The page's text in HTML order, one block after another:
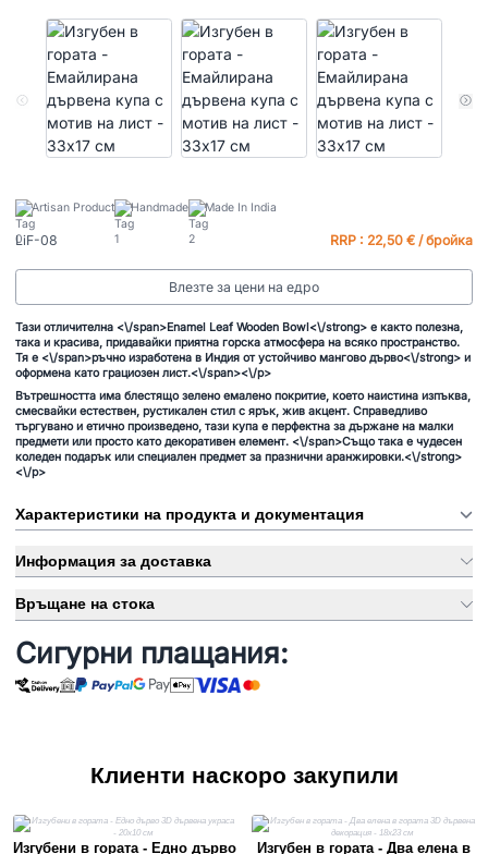
Artisan Product Handmade Made In India
LiF-08 RRP : 22,50 € / бройка
Влезте за цени на едро
Тази отличителна <\/span>Enamel Leaf Wooden Bowl<\/strong> е както полезна,
така и красива, придавайки приятна горска атмосфера на всяко пространство.
Тя е <\/span>ръчно изработена в Индия от устойчиво мангово дърво<\/strong> и
оформена като грациозен лист.<\/span><\/p>
Вътрешността има блестящо зелено емалено покритие, което наистина изпъква,
смесвайки естествен, рустикален стил с ярък, жив акцент. Справедливо
търгувано и етично произведено, тази купа е перфектна за държане на малки
предмети или просто като декоративен елемент. <\/span>Също така е чудесен
коледен подарък или специален предмет за празнични аранжировки.<\/strong>
<\/p>
Характеристики на продукта и документация
Информация за доставка
Връщане на стока
Сигурни плащания:
Клиенти наскоро закупили
Изгубени в гората - Едно дърво
Изгубен в гората - Два елена в